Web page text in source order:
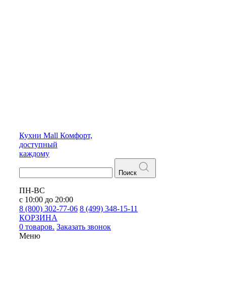
Кухни Mall Комфорт,
доступный
каждому
Поиск
ПН-ВС
с 10:00 до 20:00
8 (800) 302-77-06 8 (499) 348-15-11
КОРЗИНА
0 товаров. Заказать звонок
Меню